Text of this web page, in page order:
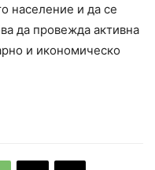
население и да се
да провежда активна
и икономическо